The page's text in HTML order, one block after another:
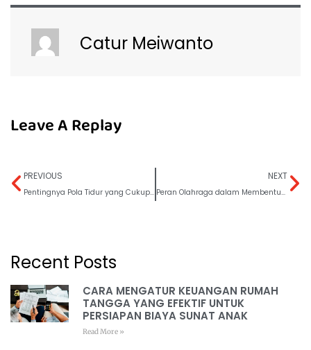
Catur Meiwanto
Leave A Replay
PREVIOUS
Pentingnya Pola Tidur yang Cukup Demi Kesehatan Anak
NEXT
Peran Olahraga dalam Membentuk Karakter Anak
Recent Posts
CARA MENGATUR KEUANGAN RUMAH
TANGGA YANG EFEKTIF UNTUK
PERSIAPAN BIAYA SUNAT ANAK
Read More »